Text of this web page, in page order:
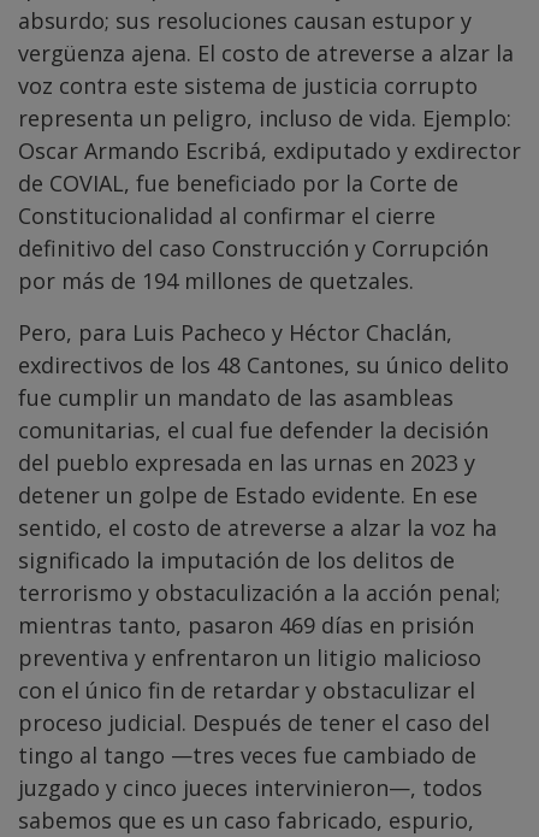
absurdo; sus resoluciones causan estupor y
vergüenza ajena. El costo de atreverse a alzar la
voz contra este sistema de justicia corrupto
representa un peligro, incluso de vida. Ejemplo:
Oscar Armando Escribá, exdiputado y exdirector
de COVIAL, fue beneficiado por la Corte de
Constitucionalidad al confirmar el cierre
definitivo del caso Construcción y Corrupción
por más de 194 millones de quetzales.
Pero, para Luis Pacheco y Héctor Chaclán,
exdirectivos de los 48 Cantones, su único delito
fue cumplir un mandato de las asambleas
comunitarias, el cual fue defender la decisión
del pueblo expresada en las urnas en 2023 y
detener un golpe de Estado evidente. En ese
sentido, el costo de atreverse a alzar la voz ha
significado la imputación de los delitos de
terrorismo y obstaculización a la acción penal;
mientras tanto, pasaron 469 días en prisión
preventiva y enfrentaron un litigio malicioso
con el único fin de retardar y obstaculizar el
proceso judicial. Después de tener el caso del
tingo al tango —tres veces fue cambiado de
juzgado y cinco jueces intervinieron—, todos
sabemos que es un caso fabricado, espurio,